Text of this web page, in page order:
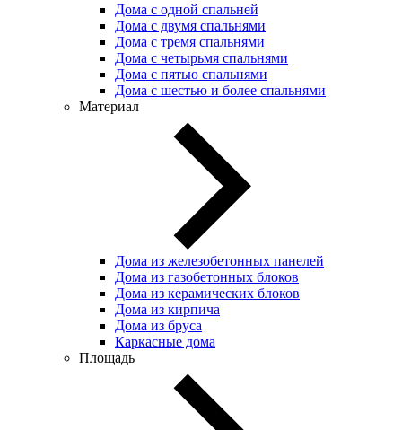
Дома с одной спальней
Дома с двумя спальнями
Дома с тремя спальнями
Дома с четырьмя спальнями
Дома с пятью спальнями
Дома с шестью и более спальнями
Материал
Дома из железобетонных панелей
Дома из газобетонных блоков
Дома из керамических блоков
Дома из кирпича
Дома из бруса
Каркасные дома
Площадь